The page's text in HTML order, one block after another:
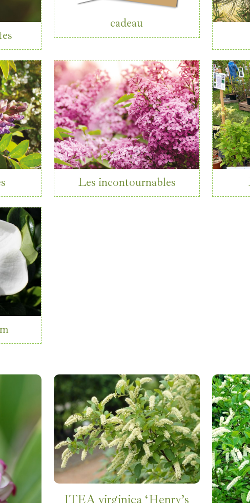
cadeau
Les incontournables
ITEA virginica ‘Henry’s